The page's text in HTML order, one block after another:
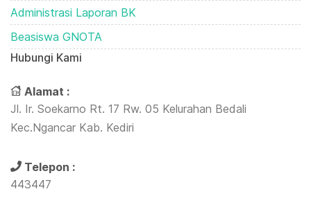
Administrasi Laporan BK
Beasiswa GNOTA
Hubungi Kami
Alamat :
Jl. Ir. Soekarno Rt. 17 Rw. 05 Kelurahan Bedali
Kec.Ngancar Kab. Kediri
Telepon :
443447